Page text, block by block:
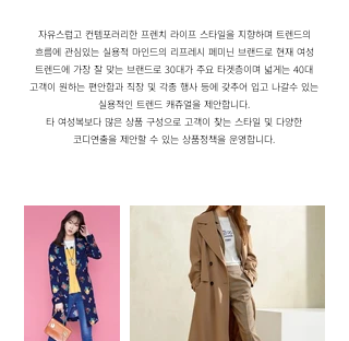
자유스럽고 컨템포러리한 프렌치 라이프 스타일을 지향하며 트렌드의
흐름에 관심있는 실용적 마인드의 리프레시 페미닌 브랜드로 현재 여성
트렌드에 가장 잘 맞는 브랜드로 30대가 주요 타겟층이며 넓게는 40대
고객이 원하는 편안함과 직장 및 각종 행사 등에 갖추어 입고 나갈수 있는
실용적인 트렌드 캐쥬얼을 제안합니다.
타 여성복보다 많은 상품 구성으로 고객이 찾는 스타일 및 다양한
코디연출을 제안할 수 있는 상품정책을 운영합니다.